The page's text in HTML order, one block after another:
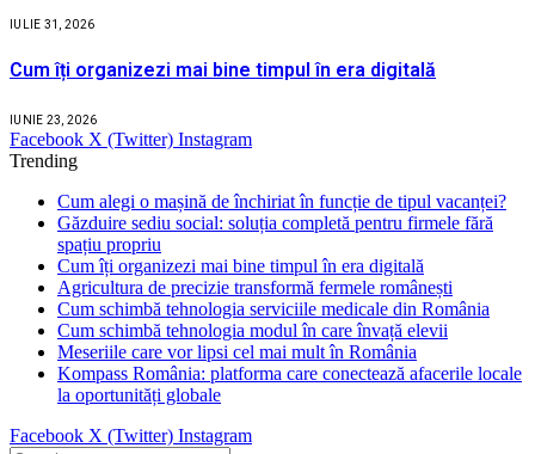
IULIE 31, 2026
Cum îți organizezi mai bine timpul în era digitală
IUNIE 23, 2026
Facebook X (Twitter) Instagram
Trending
Cum alegi o mașină de închiriat în funcție de tipul vacanței?
Găzduire sediu social: soluția completă pentru firmele fără
spațiu propriu
Cum îți organizezi mai bine timpul în era digitală
Agricultura de precizie transformă fermele românești
Cum schimbă tehnologia serviciile medicale din România
Cum schimbă tehnologia modul în care învață elevii
Meseriile care vor lipsi cel mai mult în România
Kompass România: platforma care conectează afacerile locale
la oportunități globale
Facebook X (Twitter) Instagram